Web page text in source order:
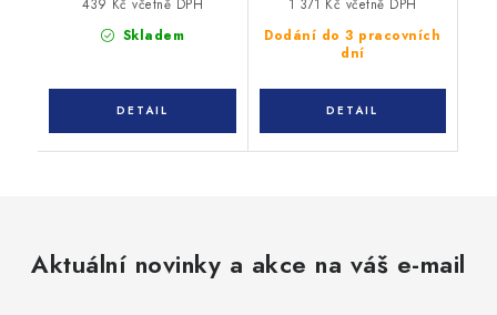
Skladem
439 Kč včetně DPH
Dodání do 3 pracovních
dní
1 371 Kč včetně DPH
Aktuální novinky a akce na váš e-mail